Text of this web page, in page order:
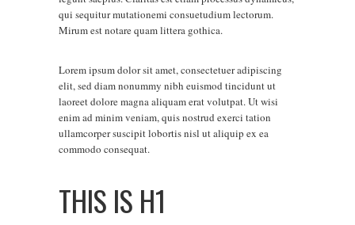
qui sequitur mutationemi consuetudium lectorum.
Mirum est notare quam littera gothica.
Lorem ipsum dolor sit amet, consectetuer adipiscing
elit, sed diam nonummy nibh euismod tincidunt ut
laoreet dolore magna aliquam erat volutpat. Ut wisi
enim ad minim veniam, quis nostrud exerci tation
ullamcorper suscipit lobortis nisl ut aliquip ex ea
commodo consequat.
THIS IS H1